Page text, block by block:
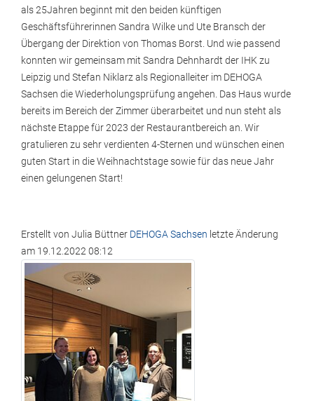
als 25Jahren beginnt mit den beiden künftigen
Geschäftsführerinnen Sandra Wilke und Ute Bransch der
Übergang der Direktion von Thomas Borst. Und wie passend
konnten wir gemeinsam mit Sandra Dehnhardt der IHK zu
Leipzig und Stefan Niklarz als Regionalleiter im DEHOGA
Sachsen die Wiederholungsprüfung angehen. Das Haus wurde
bereits im Bereich der Zimmer überarbeitet und nun steht als
nächste Etappe für 2023 der Restaurantbereich an. Wir
gratulieren zu sehr verdienten 4-Sternen und wünschen einen
guten Start in die Weihnachtstage sowie für das neue Jahr
einen gelungenen Start!
Erstellt von Julia Büttner DEHOGA Sachsen letzte Änderung
am 19.12.2022 08:12